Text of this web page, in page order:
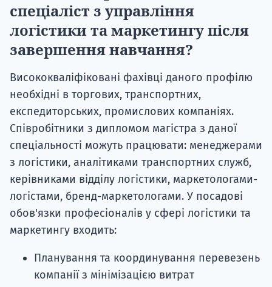
спеціаліст з управління
логістики та маркетингу після
завершення навчання?
Висококваліфіковані фахівці даного профілю
необхідні в торгових, транспортних,
експедиторських, промислових компаніях.
Співробітники з дипломом магістра з даної
спеціальності можуть працювати: менеджерами
з логістики, аналітиками транспортних служб,
керівниками відділу логістики, маркетологами-
логістами, бренд-маркетологами. У посадові
обов'язки професіоналів у сфері логістики та
маркетингу входить:
Планування та координування перевезень
компанії з мінімізацією витрат